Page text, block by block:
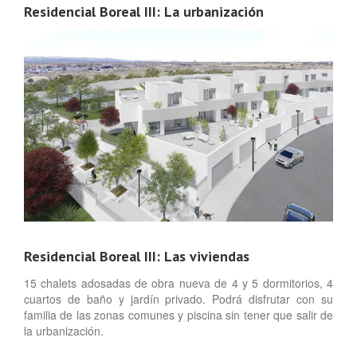
Residencial Boreal III: La urbanización
Residencial Boreal III: Las viviendas
15 chalets adosadas de obra nueva de 4 y 5 dormitorios, 4
cuartos de baño y jardín privado. Podrá disfrutar con su
familia de las zonas comunes y piscina sin tener que salir de
la urbanización.